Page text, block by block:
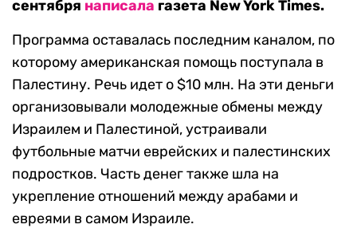
сентября написала газета New York Times.
Программа оставалась последним каналом, по
которому американская помощь поступала в
Палестину. Речь идет о $10 млн. На эти деньги
организовывали молодежные обмены между
Израилем и Палестиной, устраивали
футбольные матчи еврейских и палестинских
подростков. Часть денег также шла на
укрепление отношений между арабами и
евреями в самом Израиле.